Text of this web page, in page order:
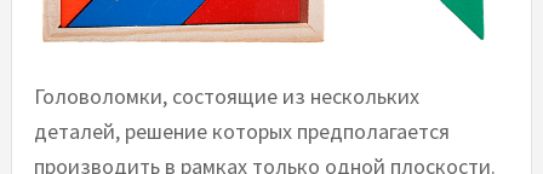
Головоломки, состоящие из нескольких
деталей, решение которых предполагается
производить в рамках только одной плоскости.